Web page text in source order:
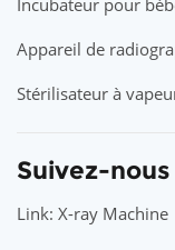
Incubateur pour
Appareil de
Stérilisateur à
Suivez-nous
Link: X-ray